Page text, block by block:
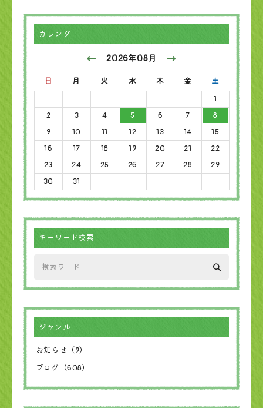
カレンダー
2026年08月
日 月 火 水 木 金
土
1
2
3 4 5 6 7
8
9
10 11 12 13 14
15
16
17 18 19 20 21
22
23
24 25 26 27 28
29
30
31
キーワード検索
ジャンル
お知らせ（9）
ブログ（608）